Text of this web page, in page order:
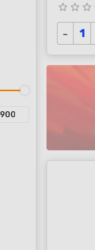
star_border star_border star_border
-